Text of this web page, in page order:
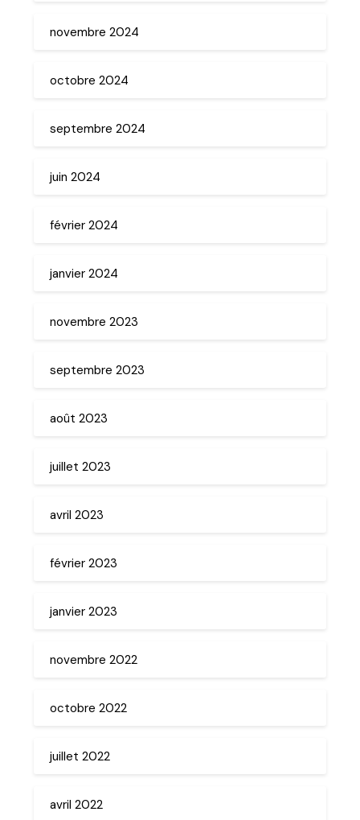
novembre 2024
octobre 2024
septembre 2024
juin 2024
février 2024
janvier 2024
novembre 2023
septembre 2023
août 2023
juillet 2023
avril 2023
février 2023
janvier 2023
novembre 2022
octobre 2022
juillet 2022
avril 2022